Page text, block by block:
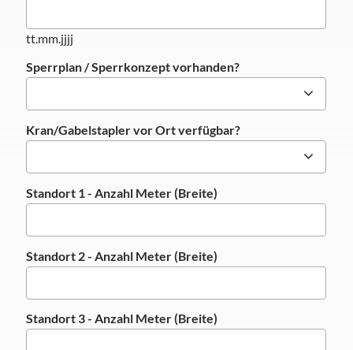
tt.mm.jjjj
Sperrplan / Sperrkonzept vorhanden?
Kran/Gabelstapler vor Ort verfügbar?
Standort 1 - Anzahl Meter (Breite)
Standort 2 - Anzahl Meter (Breite)
Standort 3 - Anzahl Meter (Breite)